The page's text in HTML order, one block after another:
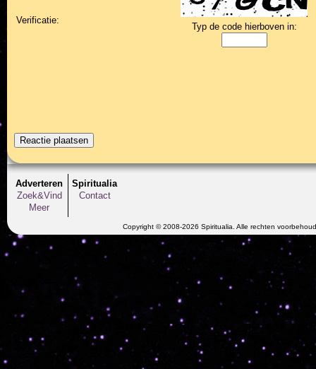
Verificatie:
Typ de code hierboven in:
Adverteren
Zoek&Vind
Meer
Spiritualia
Contact
Copyright © 2008-2026 Spiritualia. Alle rechten